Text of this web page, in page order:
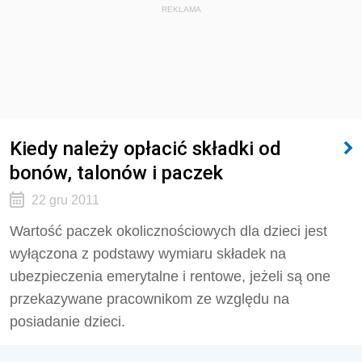
REKLAMA
Kiedy należy opłacić składki od
bonów, talonów i paczek
22 gru 2011
Wartość paczek okolicznościowych dla dzieci jest
wyłączona z podstawy wymiaru składek na
ubezpieczenia emerytalne i rentowe, jeżeli są one
przekazywane pracownikom ze względu na
posiadanie dzieci.